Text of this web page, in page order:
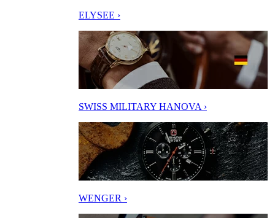
ELYSEE ›
SWISS MILITARY HANOVA ›
WENGER ›